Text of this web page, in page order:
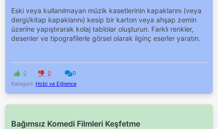
Eski veya kullanılmayan müzik kasetlerinin kapaklarını (veya
dergi/kitap kapaklarını) kesip bir karton veya ahşap zemin
üzerine yapıştırarak kolaj tablolar oluşturun. Farklı renkler,
desenler ve tipografilerle görsel olarak ilginç eserler yaratın.
0 0
0
Kategori: Hobi ve Eğlence
Bağımsız Komedi Filmleri Keşfetme